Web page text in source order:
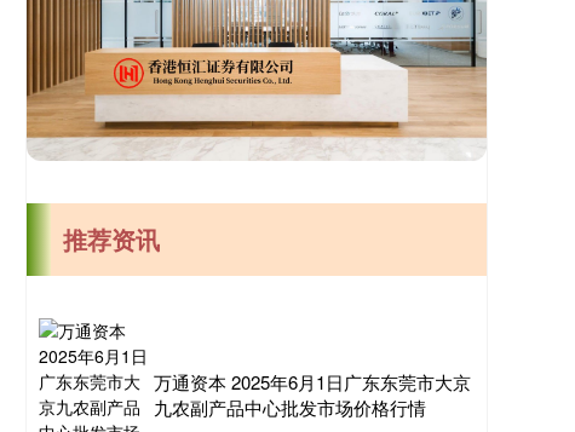
推荐资讯
万通资本 2025年6月1日广东东莞市大京
九农副产品中心批发市场价格行情